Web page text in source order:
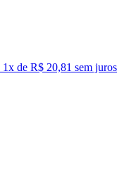
1x de R$ 20,81 sem juros